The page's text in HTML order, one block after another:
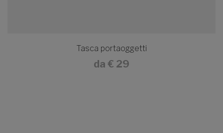
Tasca portaoggetti
da € 29